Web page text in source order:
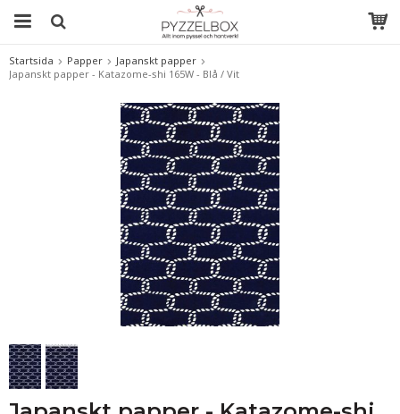
Startsida Papper
Japanskt papper
Japanskt papper - Katazome-shi 165W - Blå / Vit